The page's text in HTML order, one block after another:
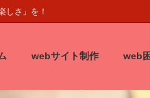
しさ」を！
webサイト制作 web